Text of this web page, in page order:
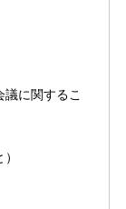
に関するこ